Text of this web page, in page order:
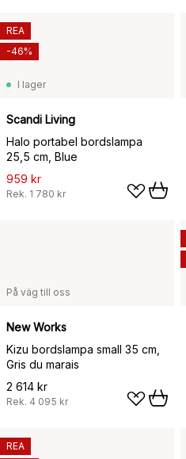
I lager
Scandi Living
Halo portabel bordslampa
25,5 cm, Blue
959 kr
Rek. 1 780 kr
REA
-46%
På väg till oss
New Works
Kizu bordslampa small 35 cm,
Gris du marais
2 614 kr
Rek. 4 095 kr
REA